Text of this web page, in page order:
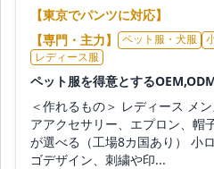
【東京でパンツに対応】
【専門・主力】
ペット服・犬服
レディース服
ペット服を得意とする
＜作れるもの＞ レディース メ
アアクセサリー、エプロン、帽
が選べる（工場8カ国あり） 小
ゴデザイン、刺繍や印...